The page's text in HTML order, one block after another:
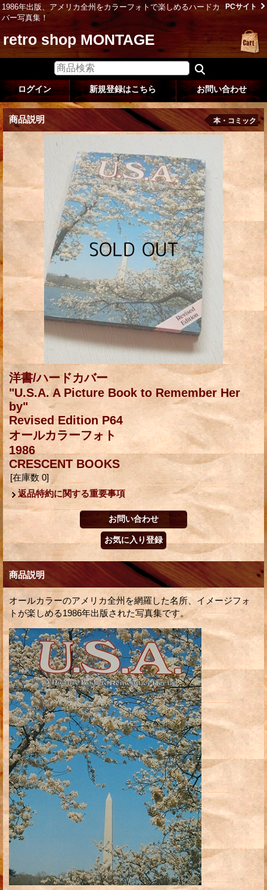
1986年出版、アメリカ全州をカラーフォトで楽しめるハードカ
バー写真集！
PCサイト
retro shop MONTAGE
ログイン 新規登録はこちら お問い合わせ
商品説明 本・コミック
洋書/ハードカバー
"U.S.A. A Picture Book to Remember Her
by"
Revised Edition P64
オールカラーフォト
1986
CRESCENT BOOKS
[在庫数 0]
返品特約に関する重要事項
商品説明
オールカラーのアメリカ全州を網羅した名所、イメージフォ
トが楽しめる1986年出版された写真集です。